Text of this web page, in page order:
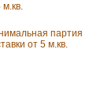
партия
от 5 м.кв.